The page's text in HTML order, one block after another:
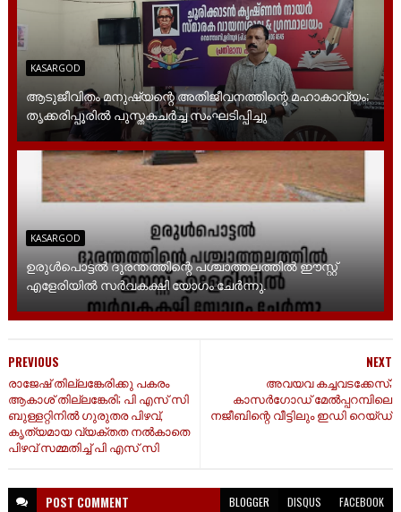
KASARGOD
ആടുജീവിതം മനുഷ്യന്റെ അതിജീവനത്തിന്റെ മഹാകാവ്യം;
തൃക്കരിപ്പൂരിൽ പുസ്തകചർച്ച സംഘടിപ്പിച്ചു
KASARGOD
ഉരുൾപൊട്ടൽ ദുരന്തത്തിന്റെ പശ്ചാത്തലത്തിൽ ഈസ്റ്റ്‌
എളേരിയിൽ സർവകക്ഷി യോഗം ചേർന്നു.
NEXT
അവയവ കച്ചവടക്കേസ്;
കാസർഗോഡ് മേല്‍പ്പറമ്പിലെ
നജീബിന്റെ വീട്ടിലും ഇഡി റെയ്ഡ്
PREVIOUS
രാജേഷ് തില്ലങ്കേരിക്കു പകരം
ആകാശ് തില്ലങ്കേരി; പി എസ് സി
ബുള്ളറ്റിനിൽ ഗുരുതര പിഴവ്,
കൃത്യമായ വ്യക്തത നൽകാതെ
പിഴവ് സമ്മതിച്ച് പി എസ് സി
POST COMMENT BLOGGER DISQUS FACEBOOK